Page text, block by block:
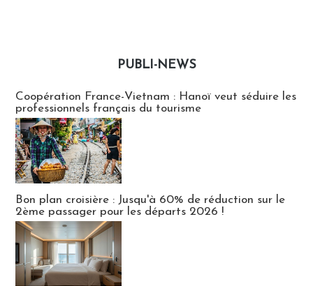
PUBLI-NEWS
Coopération France-Vietnam : Hanoï veut séduire les
professionnels français du tourisme
Bon plan croisière : Jusqu'à 60% de réduction sur le
2ème passager pour les départs 2026 !